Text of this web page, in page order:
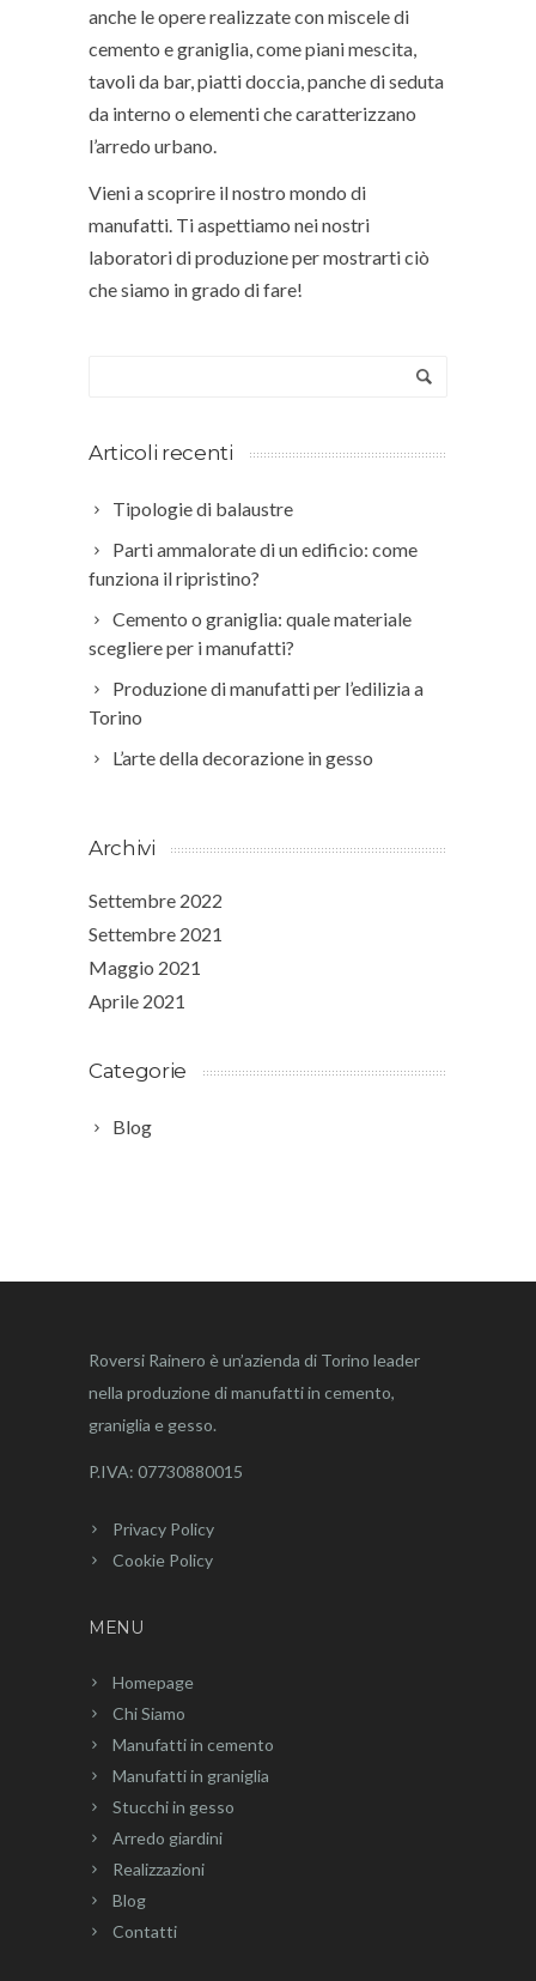
anche le opere realizzate con miscele di
cemento e graniglia, come piani mescita,
tavoli da bar, piatti doccia, panche di seduta
da interno o elementi che caratterizzano
l’arredo urbano.
Vieni a scoprire il nostro mondo di
manufatti. Ti aspettiamo nei nostri
laboratori di produzione per mostrarti ciò
che siamo in grado di fare!
Articoli recenti
Tipologie di balaustre
Parti ammalorate di un edificio: come
funziona il ripristino?
Cemento o graniglia: quale materiale
scegliere per i manufatti?
Produzione di manufatti per l’edilizia a
Torino
L’arte della decorazione in gesso
Archivi
Settembre 2022
Settembre 2021
Maggio 2021
Aprile 2021
Categorie
Blog
Roversi Rainero è un’azienda di Torino leader
nella produzione di manufatti in cemento,
graniglia e gesso.
P.IVA: 07730880015
Privacy Policy
Cookie Policy
MENU
Homepage
Chi Siamo
Manufatti in cemento
Manufatti in graniglia
Stucchi in gesso
Arredo giardini
Realizzazioni
Blog
Contatti